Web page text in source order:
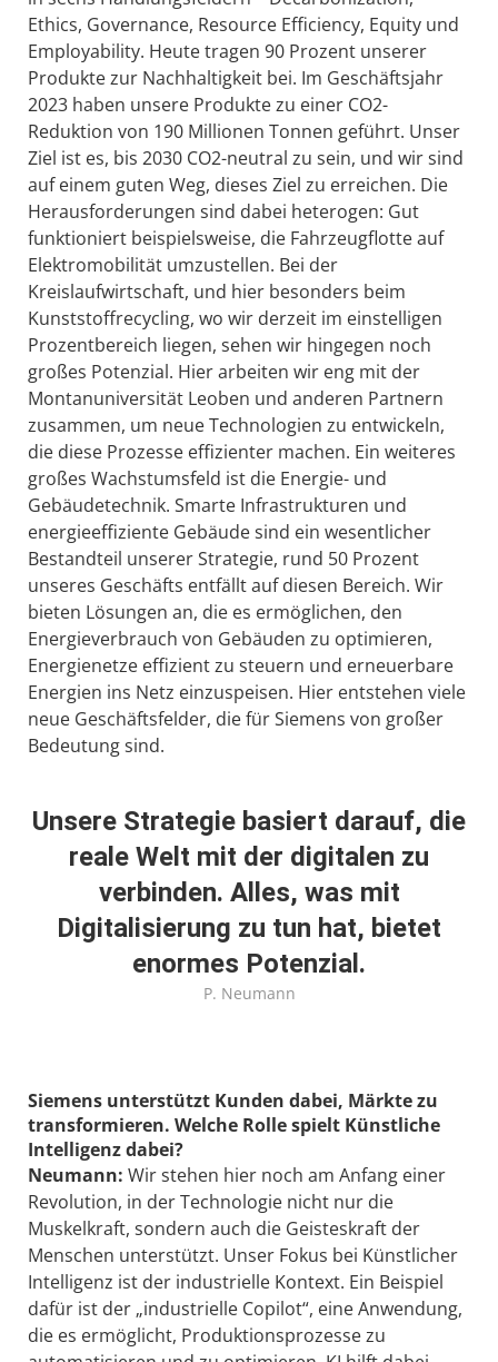
Ethics, Governance, Resource Efficiency, Equity und
Employability. Heute tragen 90 Prozent unserer
Produkte zur Nachhaltigkeit bei. Im Geschäftsjahr
2023 haben unsere Produkte zu einer CO2-
Reduktion von 190 Millionen Tonnen geführt. Unser
Ziel ist es, bis 2030 CO2-neutral zu sein, und wir sind
auf einem guten Weg, dieses Ziel zu erreichen. Die
Herausforderungen sind dabei heterogen: Gut
funktioniert beispielsweise, die Fahrzeugflotte auf
Elektromobilität umzustellen. Bei der
Kreislaufwirtschaft, und hier besonders beim
Kunststoffrecycling, wo wir derzeit im einstelligen
Prozentbereich liegen, sehen wir hingegen noch
großes Potenzial. Hier arbeiten wir eng mit der
Montanuniversität Leoben und anderen Partnern
zusammen, um neue Technologien zu entwickeln,
die diese Prozesse effizienter machen. Ein weiteres
großes Wachstumsfeld ist die Energie- und
Gebäudetechnik. Smarte Infrastrukturen und
energieeffiziente Gebäude sind ein wesentlicher
Bestandteil unserer Strategie, rund 50 Prozent
unseres Geschäfts entfällt auf diesen Bereich. Wir
bieten Lösungen an, die es ermöglichen, den
Energieverbrauch von Gebäuden zu optimieren,
Energienetze effizient zu steuern und erneuerbare
Energien ins Netz einzuspeisen. Hier entstehen viele
neue Geschäftsfelder, die für Siemens von großer
Bedeutung sind.
Unsere Strategie basiert darauf, die
reale Welt mit der digitalen zu
verbinden. Alles, was mit
Digitalisierung zu tun hat, bietet
enormes Potenzial.
P. Neumann
Siemens unterstützt Kunden dabei, Märkte zu
transformieren. Welche Rolle spielt Künstliche
Intelligenz dabei?
Neumann: Wir stehen hier noch am Anfang einer
Revolution, in der Technologie nicht nur die
Muskelkraft, sondern auch die Geisteskraft der
Menschen unterstützt. Unser Fokus bei Künstlicher
Intelligenz ist der industrielle Kontext. Ein Beispiel
dafür ist der „industrielle Copilot“, eine Anwendung,
die es ermöglicht, Produktionsprozesse zu